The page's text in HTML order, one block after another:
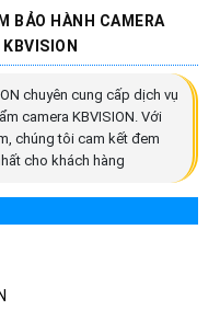
BẢO HÀNH CAMERA
KBVISION
chuyên cung cấp dịch vụ
camera KBVISION. Với
chúng tôi cam kết đem
cho khách hàng